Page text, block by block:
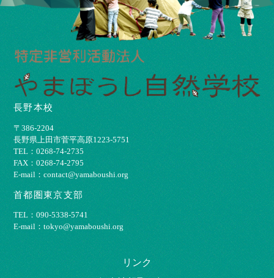
長野本校
〒386-2204
⻑野県上⽥市菅平⾼原1223-5751
TEL：0268-74-2735
FAX：0268-74-2795
E-mail：contact@yamaboushi.org
首都圏東京支部
TEL：090-5338-5741
E-mail：tokyo@yamaboushi.org
リンク